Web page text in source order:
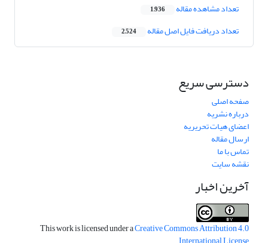
تعداد مشاهده مقاله 1,936
تعداد دریافت فایل اصل مقاله 2,524
دسترسی سریع
صفحه اصلی
درباره نشریه
اعضای هیات تحریریه
ارسال مقاله
تماس با ما
نقشه سایت
آخرین اخبار
This work is licensed under aCreative Commons Attribution 4.0